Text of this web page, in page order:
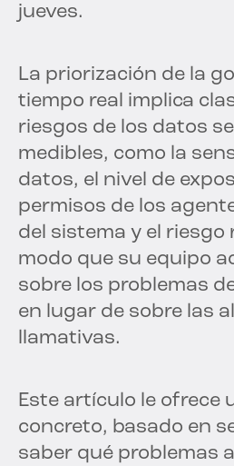
jueves.
La priorización de la
tiempo real implica
riesgos de los datos
medibles, como la
datos, el nivel de
permisos de los
del sistema y el riesgo
modo que su equipo
sobre los problemas
en lugar de sobre las
llamativas.
Este artículo le ofrece
concreto, basado en
saber qué problemas